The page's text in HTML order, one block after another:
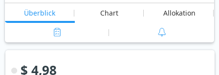
Überblick Chart Allokation
$ 4,98